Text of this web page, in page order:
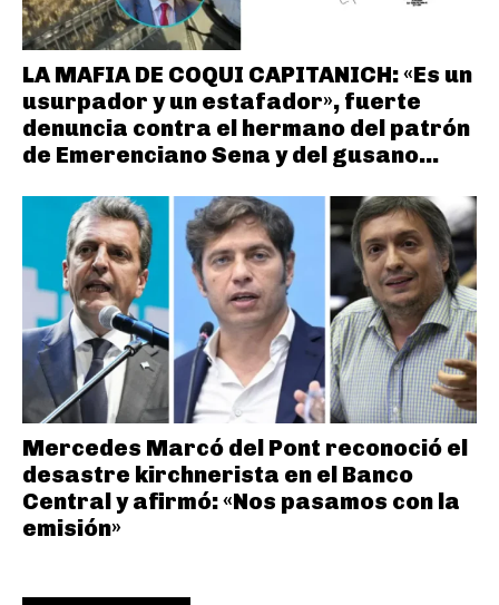
LA MAFIA DE COQUI CAPITANICH: «Es un
usurpador y un estafador», fuerte
denuncia contra el hermano del patrón
de Emerenciano Sena y del gusano...
Mercedes Marcó del Pont reconoció el
desastre kirchnerista en el Banco
Central y afirmó: «Nos pasamos con la
emisión»